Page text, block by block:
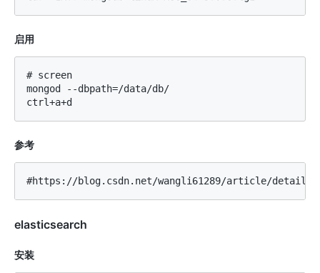
启用
# screen
mongod --dbpath=/data/db/
参考
elasticsearch
安装